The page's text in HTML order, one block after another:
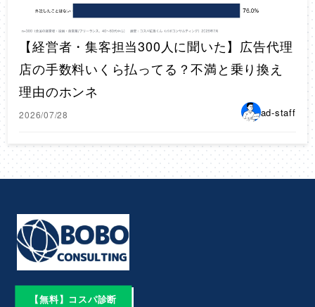
【経営者・集客担当300人に聞いた】広告代理
店の手数料いくら払ってる？不満と乗り換え
理由のホンネ
2026/07/28 ad-staff
【無料】コスパ診断